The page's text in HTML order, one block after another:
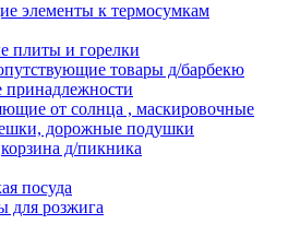
элементы к термосумкам
плиты и горелки
товары д/барбекю
от солнца , маскировочные
дорожные подушки
д/пикника
посуда
для розжига